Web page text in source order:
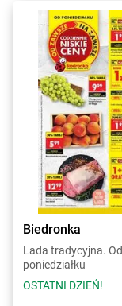
Biedronka
Lada tradycyjna. Od
poniedziałku
OSTATNI DZIEŃ!